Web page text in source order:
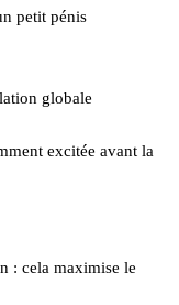
petit pénis
globale
excitée avant la
: cela maximise le